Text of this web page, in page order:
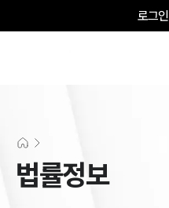
로그인
법률정보